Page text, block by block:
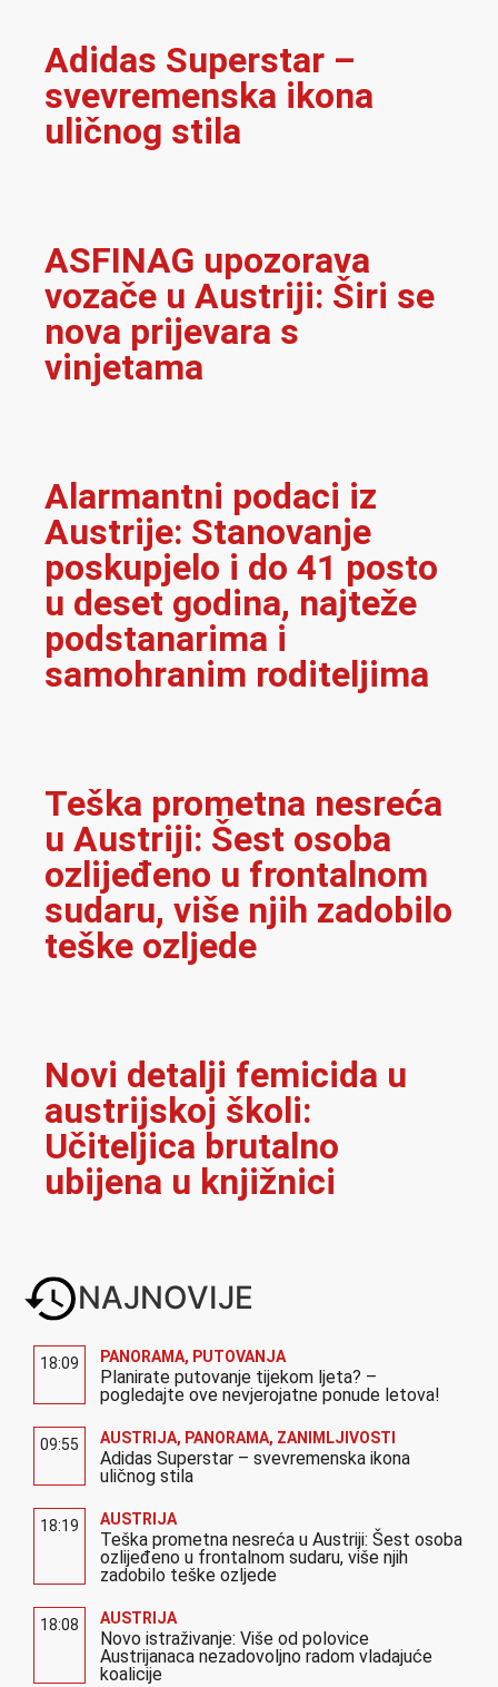
Adidas Superstar –
svevremenska ikona
uličnog stila
ASFINAG upozorava
vozače u Austriji: Širi se
nova prijevara s
vinjetama
Alarmantni podaci iz
Austrije: Stanovanje
poskupjelo i do 41 posto
u deset godina, najteže
podstanarima i
samohranim roditeljima
Teška prometna nesreća
u Austriji: Šest osoba
ozlijeđeno u frontalnom
sudaru, više njih zadobilo
teške ozljede
Novi detalji femicida u
austrijskoj školi:
Učiteljica brutalno
ubijena u knjižnici
NAJNOVIJE
18:09 PANORAMA, PUTOVANJA
Planirate putovanje tijekom ljeta? –
pogledajte ove nevjerojatne ponude letova!
09:55 AUSTRIJA, PANORAMA, ZANIMLJIVOSTI
Adidas Superstar – svevremenska ikona
uličnog stila
18:19 AUSTRIJA
Teška prometna nesreća u Austriji: Šest osoba
ozlijeđeno u frontalnom sudaru, više njih
zadobilo teške ozljede
18:08 AUSTRIJA
Novo istraživanje: Više od polovice
Austrijanaca nezadovoljno radom vladajuće
koalicije